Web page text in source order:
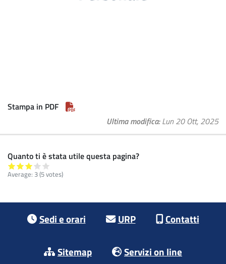
Stampa in PDF
Ultima modifica Lun 20 Ott, 2025
Quanto ti è stata utile questa pagina?
Average: 3(5 votes)
Sedi e orari URP Contatti
Sitemap Servizi on line